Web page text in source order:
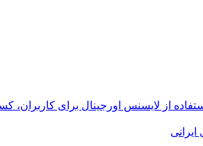
از لایسنس اورجینال برای کاربران،